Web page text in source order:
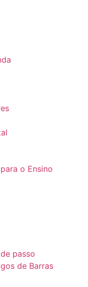
o Ensino
passo
de Barras